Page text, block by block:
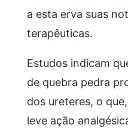
a esta erva suas
terapêuticas.
Estudos indicam
de quebra pedra
dos ureteres, o
leve ação